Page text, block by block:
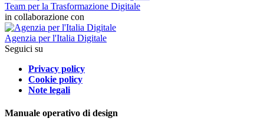
Team per la Trasformazione Digitale
in collaborazione con
Agenzia per l'Italia Digitale
Seguici su
Privacy policy
Cookie policy
Note legali
Manuale operativo di design